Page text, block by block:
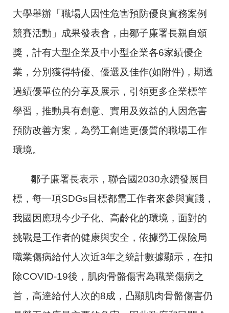
大學舉辦「職場人因性危害預防優良實務案例
競賽活動」成果發表會，由鄒子廉署長親自頒
獎，計有大型企業及中小型企業各6家績優企
業，分別獲得特優、優選及佳作(如附件)，期透
過績優單位的分享及展示，引領更多企業標竿
學習，推動具有創意、實用及效益的人因危害
預防改善方案，為勞工創造更優質的職場工作
環境。
鄒子廉署長表示，聯合國2030永續發展目
標，每一項SDGs目標都需工作者來參與實踐，
我國因應現今少子化、高齡化的環境，面對的
挑戰是工作者的健康與安全，依據勞工保險局
職業傷病給付人次近3年之統計數據顯示，在扣
除COVID-19後，肌肉骨骼傷害為職業傷病之
首，高達給付人次的8成，凸顯肌肉骨骼傷害仍